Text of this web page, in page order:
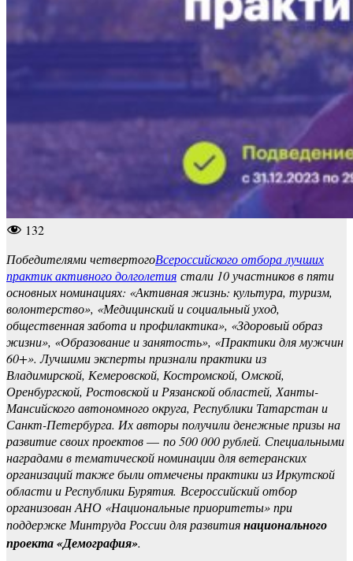
132
Победителями четвертогоВсероссийского отбора лучших
практик активного долголетия стали 10 участников в пяти
основных номинациях: «Активная жизнь: культура, туризм,
волонтерство», «Медицинский и социальный уход,
общественная забота и профилактика», «Здоровый образ
жизни», «Образование и занятость», «Практики для мужчин
60+». Лучшими эксперты признали практики из
Владимирской, Кемеровской, Костромской, Омской,
Оренбургской, Ростовской и Рязанской областей, Ханты-
Мансийского автономного округа, Республики Татарстан и
Санкт-Петербурга. Их авторы получили денежные призы на
развитие своих проектов— по 500 000 рублей. Специальными
наградами в тематической номинации для ветеранских
организаций также были отмечены практики из Иркутской
области и Республики Бурятия. Всероссийский отбор
организован АНО «Национальные приоритеты» при
поддержке Минтруда России для развитиянационального
проекта «Демография».